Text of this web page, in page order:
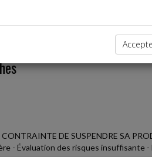
DE SUSPENDRE SA
- Évaluation des risques insuffisante